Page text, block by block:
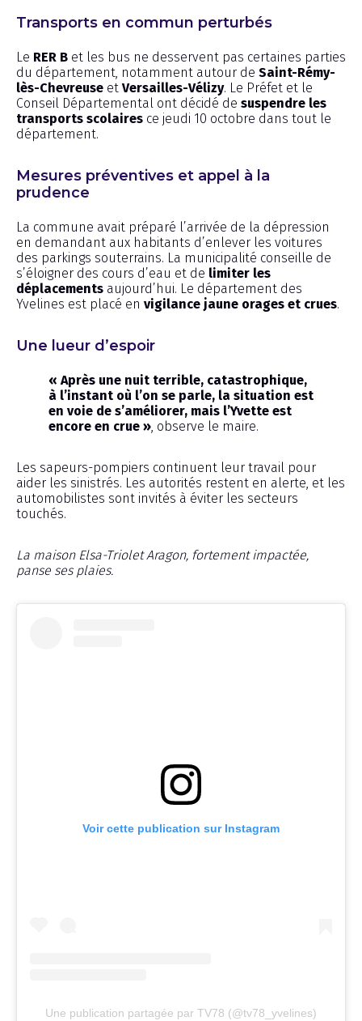
Transports en commun perturbés
Le RER B et les bus ne desservent pas certaines parties
du département, notamment autour de Saint-Rémy-
lès-Chevreuse et Versailles-Vélizy. Le Préfet et le
Conseil Départemental ont décidé de suspendre les
transports scolaires ce jeudi 10 octobre dans tout le
département.
Mesures préventives et appel à la
prudence
La commune avait préparé l’arrivée de la dépression
en demandant aux habitants d’enlever les voitures
des parkings souterrains. La municipalité conseille de
s’éloigner des cours d’eau et de limiter les
déplacements aujourd’hui. Le département des
Yvelines est placé en vigilance jaune orages et crues.
Une lueur d’espoir
« Après une nuit terrible, catastrophique,
à l’instant où l’on se parle, la situation est
en voie de s’améliorer, mais l’Yvette est
encore en crue », observe le maire.
Les sapeurs-pompiers continuent leur travail pour
aider les sinistrés. Les autorités restent en alerte, et les
automobilistes sont invités à éviter les secteurs
touchés.
La maison Elsa-Triolet Aragon, fortement impactée,
panse ses plaies.
Voir cette publication sur Instagram
Une publication partagée par TV78 (@tv78_yvelines)